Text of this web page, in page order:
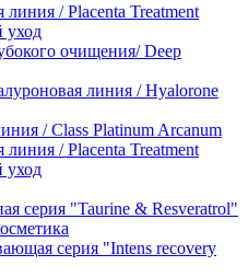
линия / Placenta Treatment
уход
очищения/ Deep
линия / Hyalorone
/ Class Platinum Arcanum
линия / Placenta Treatment
уход
серия "Taurine & Resveratrol"
серия "Intens recovery